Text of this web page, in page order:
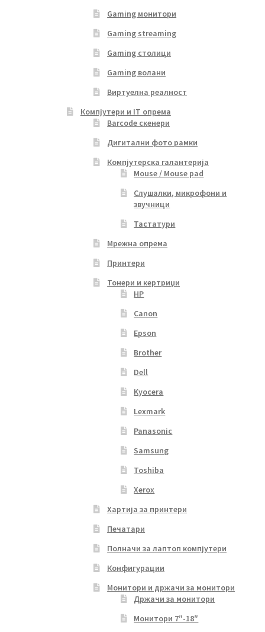
Gaming монитори
Gaming streaming
Gaming столици
Gaming волани
Виртуелна реалност
Компјутери и IT опрема
Barcode скенери
Дигитални фото рамки
Компјутерска галантерија
Mouse / Mouse pad
Слушалки, микрофони и
звучници
Тастатури
Мрежна опрема
Принтери
Тонери и кертриџи
HP
Canon
Epson
Brother
Dell
Kyocera
Lexmark
Panasonic
Samsung
Toshiba
Xerox
Хартија за принтери
Печатари
Полначи за лаптоп компјутери
Конфигурации
Монитори и држачи за монитори
Држачи за монитори
Монитори 7″-18″